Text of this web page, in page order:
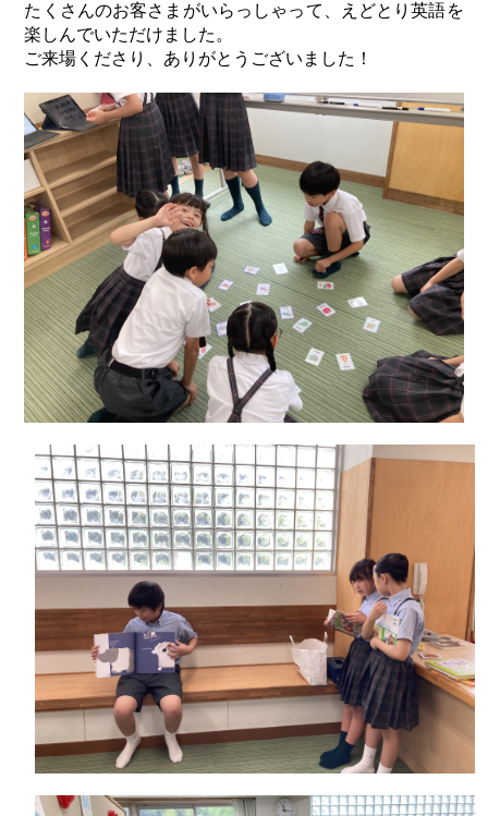
たくさんのお客さまがいらっしゃって、えどとり英語を
楽しんでいただけました。
ご来場くださり、ありがとうございました！